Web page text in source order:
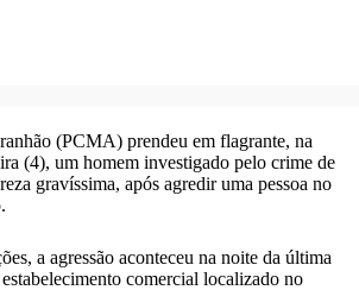
(PCMA) prendeu em flagrante, na
(4), um homem investigado pelo crime de
gravíssima, após agredir uma pessoa no
a agressão aconteceu na noite da última
comercial localizado no